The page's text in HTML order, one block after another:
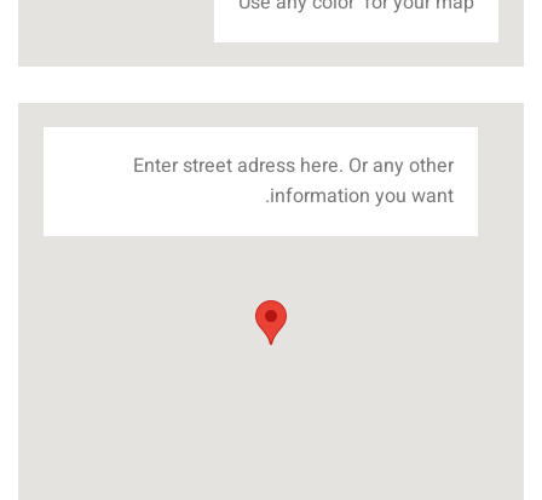
Enter street adress here. Or any other
information you want.